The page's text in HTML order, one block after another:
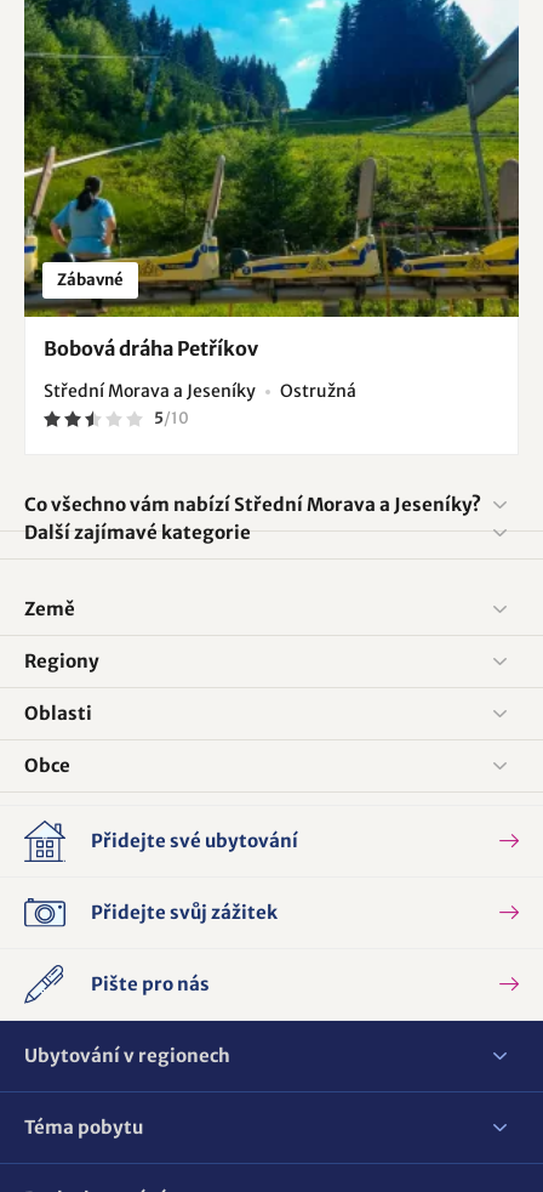
Zábavné
Bobová dráha Petříkov
Střední Morava a Jeseníky Ostružná
5/10
Co všechno vám nabízí Střední Morava a Jeseníky?
Další zajímavé kategorie
Země
Regiony
Oblasti
Obce
Přidejte své ubytování
Přidejte svůj zážitek
Pište pro nás
Ubytování v regionech
Téma pobytu